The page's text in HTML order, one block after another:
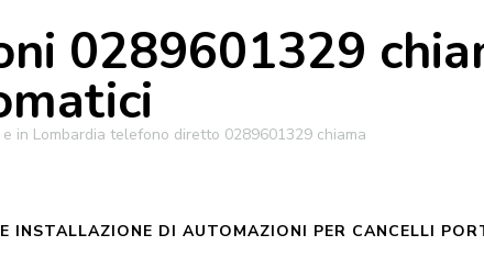
0289601329
in Lombardia telefono diretto 0289601329 chiama
INSTALLAZIONE DI AUTOMAZIONI PER CANCELLI